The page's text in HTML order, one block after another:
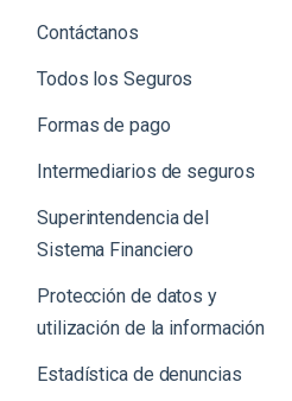
Contáctanos
Todos los Seguros
Formas de pago
Intermediarios de seguros
Superintendencia del
Sistema Financiero
Protección de datos y
utilización de la información
Estadística de denuncias